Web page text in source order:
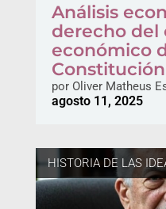
Análisis
derecho del
económico
Constitución
porOliver Matheus
agosto 11, 2025
HISTORIA DE LAS